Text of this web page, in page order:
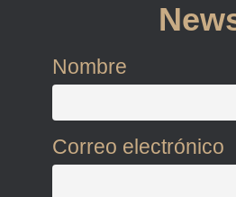
r
Nombre
Correo electrónico